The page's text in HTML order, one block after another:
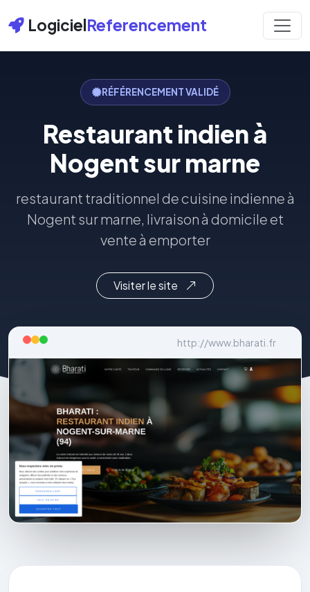
LogicielReferencement
RÉFÉRENCEMENT VALIDÉ
Restaurant indien à
Nogent sur marne
restaurant traditionnel de cuisine indienne à
Nogent sur marne, livraison à domicile et
vente à emporter
Visiter le site
http://www.bharati.fr